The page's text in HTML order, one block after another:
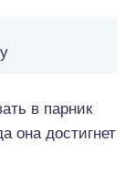
в парник
она достигнет